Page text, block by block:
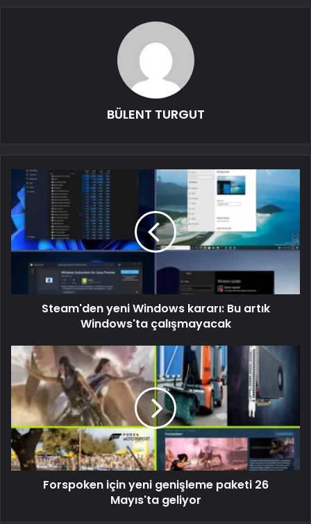
BÜLENT TURGUT
Steam'den yeni Windows kararı: Bu artık
Windows'ta çalışmayacak
Forspoken için yeni genişleme paketi 26
Mayıs'ta geliyor